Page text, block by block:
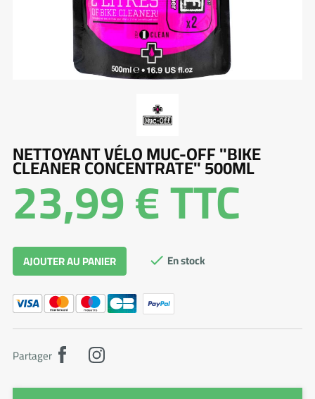
NETTOYANT VÉLO MUC-OFF "BIKE
CLEANER CONCENTRATE" 500ML
23,99 €TTC
AJOUTER AU PANIER  En stock
Partager